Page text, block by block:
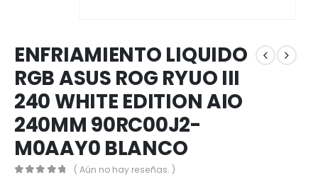
ENFRIAMIENTO LIQUIDO
RGB ASUS ROG RYUO III
240 WHITE EDITION AIO
240MM 90RC00J2-
M0AAY0 BLANCO
( Aún no hay reseñas. )